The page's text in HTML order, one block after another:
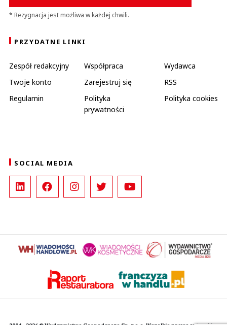
* Rezygnacja jest możliwa w każdej chwili.
PRZYDATNE LINKI
Zespół redakcyjny Współpraca
Wydawca
Twoje konto
Zarejestruj się
RSS
Regulamin
Polityka
prywatności
Polityka cookies
SOCIAL MEDIA